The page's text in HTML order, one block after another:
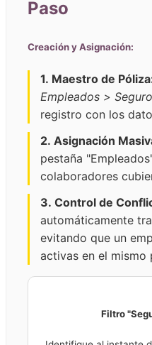
Paso
Creación y Asignación:
1. Maestro de
Empleados >
registro con los
2. Asignación
pestaña
colaboradores
3. Control de
automáticamente
evitando que un
activas en el mismo
Filtro